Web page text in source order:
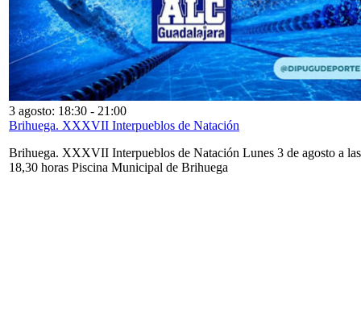
3 agosto: 18:30 - 21:00
Brihuega. XXXVII Interpueblos de Natación
Brihuega. XXXVII Interpueblos de Natación Lunes 3 de agosto a las
18,30 horas Piscina Municipal de Brihuega